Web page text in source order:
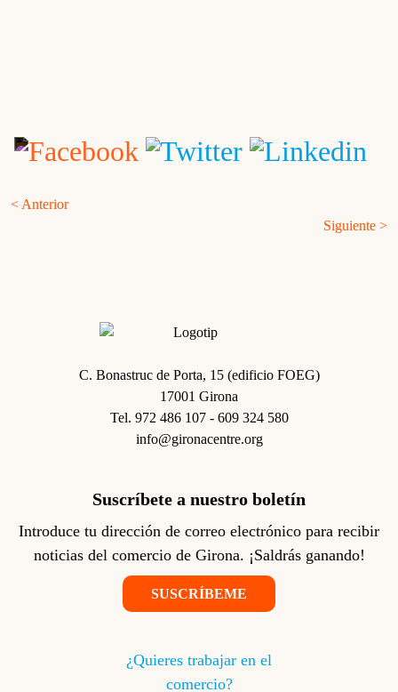
< Anterior
Siguiente >
Imagen
C. Bonastruc de Porta, 15 (edificio FOEG)
17001 Girona
Tel. 972 486 107 - 609 324 580
info@gironacentre.org
Suscríbete a nuestro boletín
Introduce tu dirección de correo electrónico para recibir
noticias del comercio de Girona. ¡Saldrás ganando!
SUSCRÍBEME
Footer Navigation
¿Quieres trabajar en el
comercio?